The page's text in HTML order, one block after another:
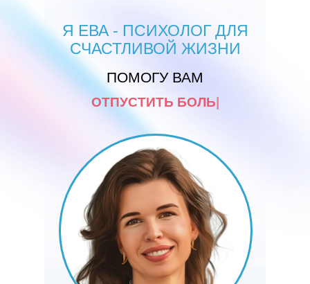
Я ЕВА - ПСИХОЛОГ ДЛЯ
СЧАСТЛИВОЙ ЖИЗНИ
ОТПУСТИТЬ БОЛЬ
ПОМОГУ ВАМ